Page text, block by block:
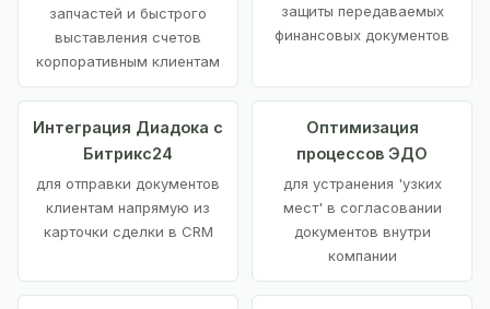
запчастей и быстрого
выставления счетов
корпоративным клиентам
защиты передаваемых
финансовых документов
Интеграция Диадока с
Битрикс24
для отправки документов
клиентам напрямую из
карточки сделки в CRM
Оптимизация
процессов ЭДО
для устранения 'узких
мест' в согласовании
документов внутри
компании